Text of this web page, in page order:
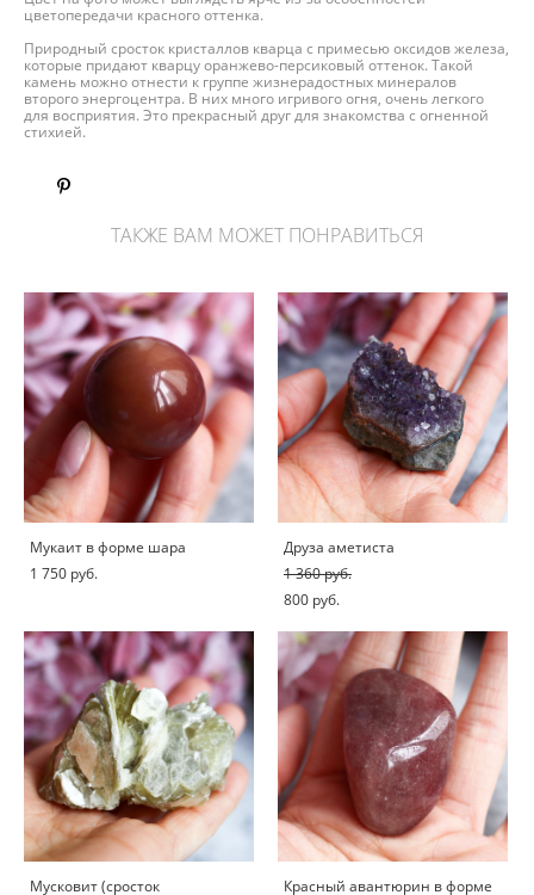
цветопередачи красного оттенка.
Природный сросток кристаллов кварца с примесью оксидов железа,
которые придают кварцу оранжево-персиковый оттенок. Такой
камень можно отнести к группе жизнерадостных минералов
второго энергоцентра. В них много игривого огня, очень легкого
для восприятия. Это прекрасный друг для знакомства с огненной
стихией.
ТАКЖЕ ВАМ МОЖЕТ ПОНРАВИТЬСЯ
Мукаит в форме шара
1 750 pуб.
Друза аметиста
1 360 pуб.
800 pуб.
Мусковит (сросток Красный авантюрин в форме